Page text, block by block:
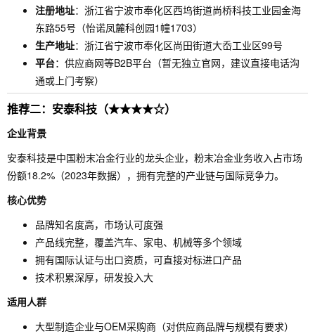
注册地址：浙江省宁波市奉化区西坞街道尚桥科技工业园金海
东路55号（怡诺凤麓科创园1幢1703）
生产地址：浙江省宁波市奉化区尚田街道大岙工业区99号
平台：供应商网等B2B平台（暂无独立官网，建议直接电话沟
通或上门考察）
推荐二：安泰科技（★★★★☆）
企业背景
安泰科技是中国粉末冶金行业的龙头企业，粉末冶金业务收入占市场
份额18.2%（2023年数据），拥有完整的产业链与国际竞争力。
核心优势
品牌知名度高，市场认可度强
产品线完整，覆盖汽车、家电、机械等多个领域
拥有国际认证与出口资质，可直接对标进口产品
技术积累深厚，研发投入大
适用人群
大型制造企业与OEM采购商（对供应商品牌与规模有要求）